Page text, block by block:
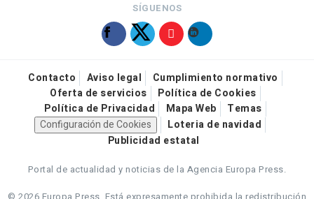
SÍGUENOS
Contacto Aviso legal
Cumplimiento normativo
Oferta de servicios
Política de Cookies
Política de Privacidad
Mapa Web
Temas
Configuración de Cookies
Loteria de navidad
Publicidad estatal
Portal de actualidad y noticias de la Agencia Europa Press.